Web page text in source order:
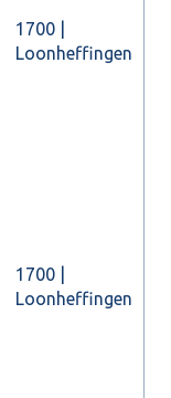
1700 |
Loonheffingen
1700 |
Loonheffingen